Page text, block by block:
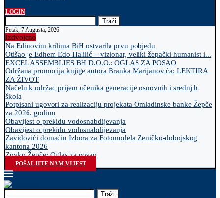
LOGIN
Traži
Petak, 7 Augusta, 2026
Izdvojeno
Na Edinovim krilima BiH ostvarila prvu pobjedu
Otišao je Edhem Edo Halilić – vizionar, veliki žepački humanist i...
EXCEL ASSEMBLIES BH D.O.O.: OGLAS ZA POSAO
Održana promocija knjige autora Branka Marijanovića: LEKTIRA
ZA ŽIVOT
Načelnik održao prijem učenika generacije osnovnih i srednjih
škola
Potpisani ugovori za realizaciju projekata Omladinske banke Žepče
za 2026. godinu
Obavijest o prekidu vodosnabdijevanja
Obavijest o prekidu vodosnabdijevanja
Zavidovići domaćin Izbora za Fotomodela Zeničko-dobojskog
kantona 2026
Zovko Žepče: Oglas za posao
POŠALJITE NAM VIJEST
Traži